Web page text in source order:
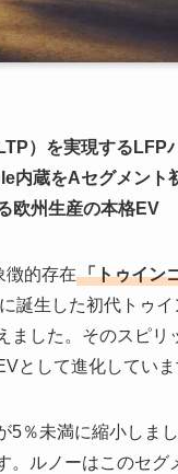
）を実現するLFP
内蔵をAセグメント
欧州生産の本格EV
徴的存在「トゥイン
誕生した初代トゥ
ました。そのスピ
として進化してい
5％未満に縮小しま
。ルノーはこのセ